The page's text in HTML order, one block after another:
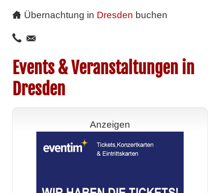
Übernachtung in Dresden buchen
Events & Veranstaltungen in
Dresden
Anzeigen